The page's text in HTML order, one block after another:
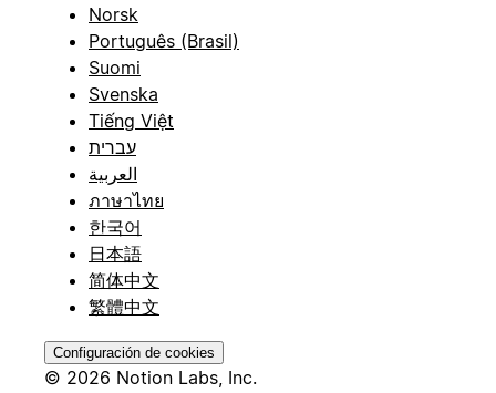
Norsk
Português (Brasil)
Suomi
Svenska
Tiếng Việt
עברית
العربية
ภาษาไทย
한국어
日本語
简体中文
繁體中文
Configuración de cookies
© 2026 Notion Labs, Inc.